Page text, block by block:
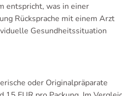
entspricht, was in einer
Rücksprache mit einem Arzt
Gesundheitssituation
oder Originalpräparate